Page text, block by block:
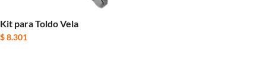
Kit para Toldo Vela
$8.301